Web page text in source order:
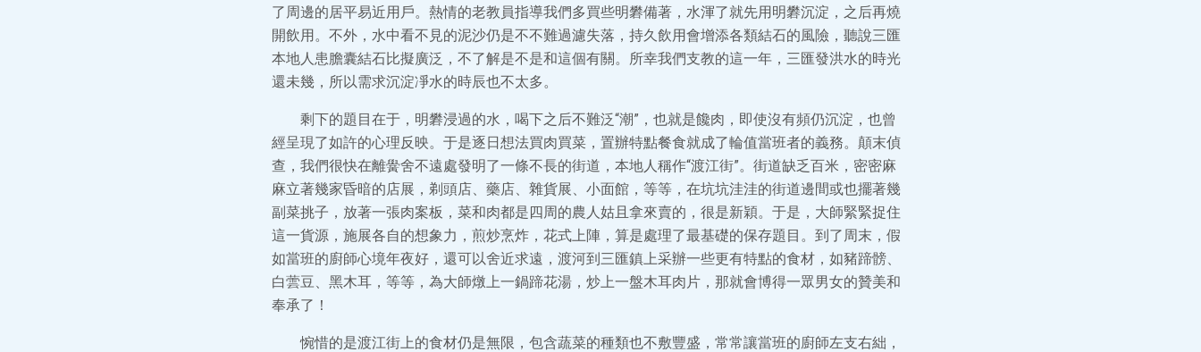
了周邊的居平易近用戶。熱情的老教員指導我們多買些明礬備著，水渾了就先用明礬沉淀，之后再燒
開飲用。不外，水中看不見的泥沙仍是不不難過濾失落，持久飲用會增添各類結石的風險，聽說三匯
本地人患膽囊結石比擬廣泛，不了解是不是和這個有關。所幸我們支教的這一年，三匯發洪水的時光
還未幾，所以需求沉淀凈水的時辰也不太多。
剩下的題目在于，明礬浸過的水，喝下之后不難泛“潮”，也就是饞肉，即使沒有頻仍沉淀，也曾
經呈現了如許的心理反映。于是逐日想法買肉買菜，置辦特點餐食就成了輪值當班者的義務。顛末偵
查，我們很快在離黌舍不遠處發明了一條不長的街道，本地人稱作“渡江街”。街道缺乏百米，密密麻
麻立著幾家昏暗的店展，剃頭店、藥店、雜貨展、小面館，等等，在坑坑洼洼的街道邊間或也擺著幾
副菜挑子，放著一張肉案板，菜和肉都是四周的農人姑且拿來賣的，很是新穎。于是，大師緊緊捉住
這一貨源，施展各自的想象力，煎炒烹炸，花式上陣，算是處理了最基礎的保存題目。到了周末，假
如當班的廚師心境年夜好，還可以舍近求遠，渡河到三匯鎮上采辦一些更有特點的食材，如豬蹄髈、
白蕓豆、黑木耳，等等，為大師燉上一鍋蹄花湯，炒上一盤木耳肉片，那就會博得一眾男女的贊美和
奉承了！
惋惜的是渡江街上的食材仍是無限，包含蔬菜的種類也不敷豐盛，常常讓當班的廚師左支右絀，